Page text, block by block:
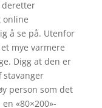
deretter
online
å se på. Utenfor
mye varmere
Digg at den er
stavanger
person som det
«80×200»-